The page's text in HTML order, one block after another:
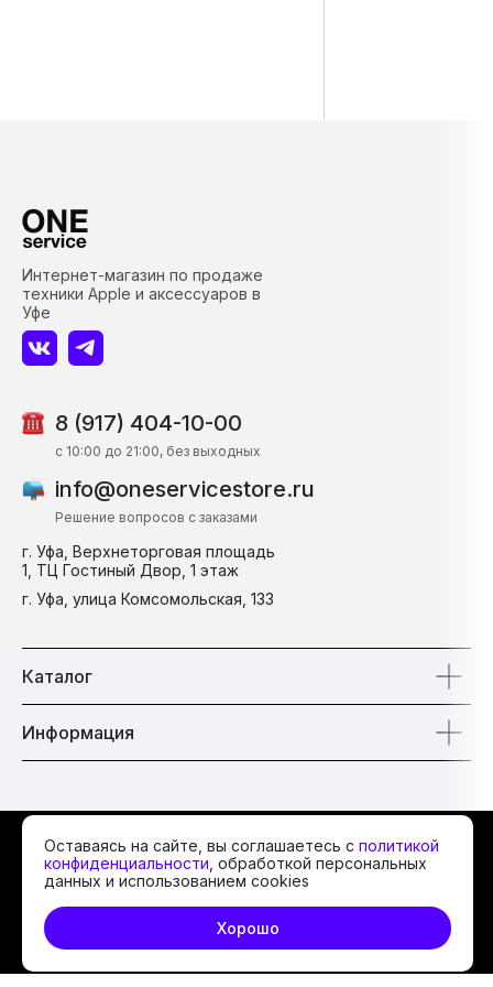
Оставаясь на сайте, вы соглашаетесь с политикой
конфиденциальности , обработкой персональных
данных и использованием cookies
Хорошо
8 (917) 404-10-00
г. Уфа, Верхнеторговая площадь
1, ТЦ Гостиный Двор, 1 этаж
г. Уфа, улица Комсомольская, 133
info@oneservicestore.ru
c 10:00 до 21:00, без выходных
Решение вопросов с заказами
Интернет-магазин по продаже
техники Apple и аксессуаров в
Уфе
Каталог
Информация
Сайт разработан в
Политика
конфиденциальности